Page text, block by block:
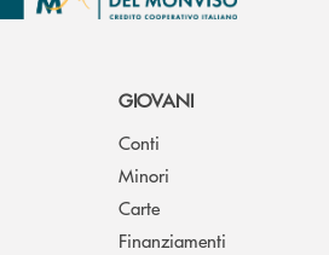
GIOVANI
Conti
Minori
Carte
Finanziamenti